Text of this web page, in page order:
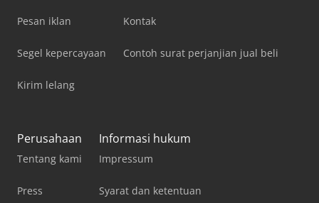
Pesan iklan
Segel kepercayaan
Kirim lelang
Kontak
Contoh surat perjanjian jual beli
Perusahaan
Tentang kami
Press
Informasi hukum
Impressum
Syarat dan ketentuan